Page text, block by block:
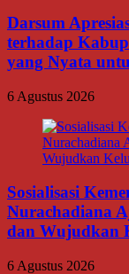
Darsum
terhadap
yang Nyata
6 Agustus 2026
Sosialisasi
Nurachadiana
dan Wujudkan
6 Agustus 2026